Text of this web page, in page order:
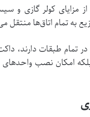
کولر گازی و
به تمام اتاق‌ها منتقل
تمام طبقات دارند،
امکان نصب واحدهای